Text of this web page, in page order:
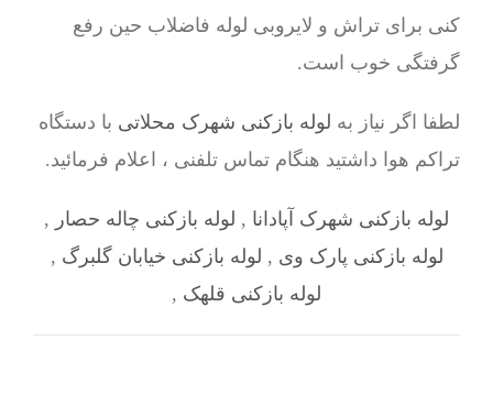
کنی برای تراش و لایروبی لوله فاضلاب حین رفع
گرفتگی خوب است.
لطفا اگر نیاز به لوله بازکنی شهرک محلاتی با دستگاه
تراکم هوا داشتید هنگام تماس تلفنی ، اعلام فرمائید.
لوله بازکنی شهرک آپادانا , لوله بازکنی چاله حصار ,
لوله بازکنی پارک وی , لوله بازکنی خیابان گلبرگ ,
لوله بازکنی قلهک ,